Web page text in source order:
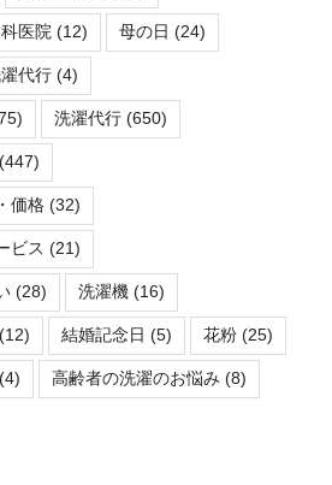
医院 (12) 母の日 (24)
代行 (4)
洗濯代行 (650)
(447)
価格 (32)
ビス (21)
(28) 洗濯機 (16)
(12) 結婚記念日 (5) 花粉 (25)
(4) 高齢者の洗濯のお悩み (8)